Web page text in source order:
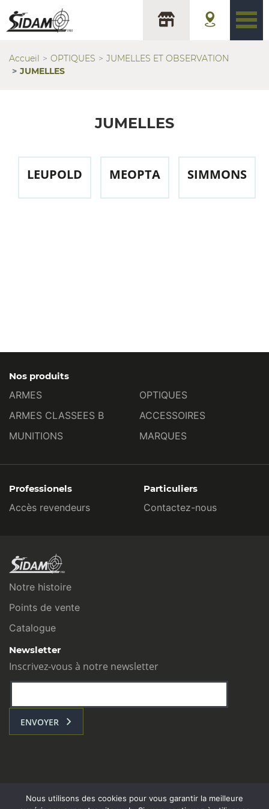
Accueil OPTIQUES
JUMELLES ET OBSERVATION
JUMELLES
JUMELLES
LEUPOLD MEOPTA SIMMONS
Nos produits
ARMES
ARMES CLASSEES B
MUNITIONS
OPTIQUES
ACCESSOIRES
MARQUES
Professionels
Accès revendeurs
Particuliers
Contactez-nous
Notre histoire
Points de vente
Catalogue
Newsletter
Inscrivez-vous à notre newsletter
ENVOYER
Nous utilisons des cookies pour vous garantir la meilleure